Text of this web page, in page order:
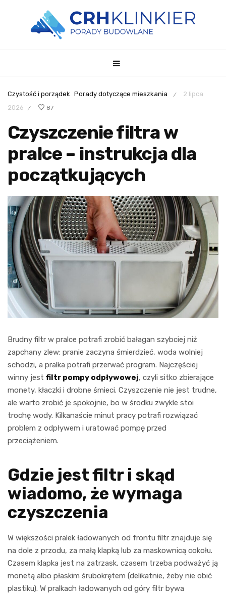
Czystość i porządek Porady dotyczące mieszkania /
2 lipca
2026
/ 87
Czyszczenie filtra w
pralce – instrukcja dla
początkujących
Brudny filtr w pralce potrafi zrobić bałagan szybciej niż
zapchany zlew: pranie zaczyna śmierdzieć, woda wolniej
schodzi, a pralka potrafi przerwać program. Najczęściej
winny jest filtr pompy odpływowej, czyli sitko zbierające
monety, kłaczki i drobne śmieci. Czyszczenie nie jest trudne,
ale warto zrobić je spokojnie, bo w środku zwykle stoi
trochę wody. Kilkanaście minut pracy potrafi rozwiązać
problem z odpływem i uratować pompę przed
przeciążeniem.
Gdzie jest filtr i skąd
wiadomo, że wymaga
czyszczenia
W większości pralek ładowanych od frontu filtr znajduje się
na dole z przodu, za małą klapką lub za maskownicą cokołu.
Czasem klapka jest na zatrzask, czasem trzeba podważyć ją
monetą albo płaskim śrubokrętem (delikatnie, żeby nie obić
plastiku). W pralkach ładowanych od góry filtr bywa